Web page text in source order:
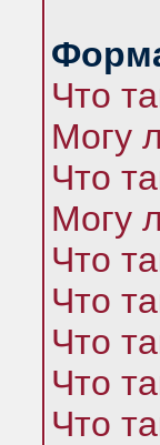
Что
Могу
Что
Могу
Что
Что
Что
Что
Что